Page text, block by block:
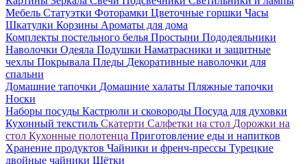
Мебель Статуэтки Фоторамки Цветочные горшки Часы
Шкатулки Корзины Ароматы для дома
Комплекты постельного белья Простыни Пододеяльники
Наволочки Одеяла Подушки Наматрасники и защитные
чехлы Покрывала Пледы Декоративные наволочки для
спальни
Домашние тапочки Домашние халаты Пляжные тапочки
Носки
Наборы посуды Кастрюли и сковороды Посуда для духовки
Кухонный текстиль Скатерти Салфетки на стол Дорожки на
стол Кухонные полотенца Приготовление еды и напитков
Хранение продуктов Чайники и френч-прессы Турецкие
двойные чайники Щётки